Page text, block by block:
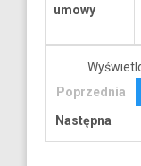
umowy
Poprzednia
Następna